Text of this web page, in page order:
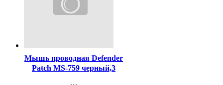
Мышь проводная Defender
Patch MS-759 черный,3